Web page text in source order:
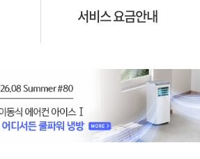
서비스 요금안내